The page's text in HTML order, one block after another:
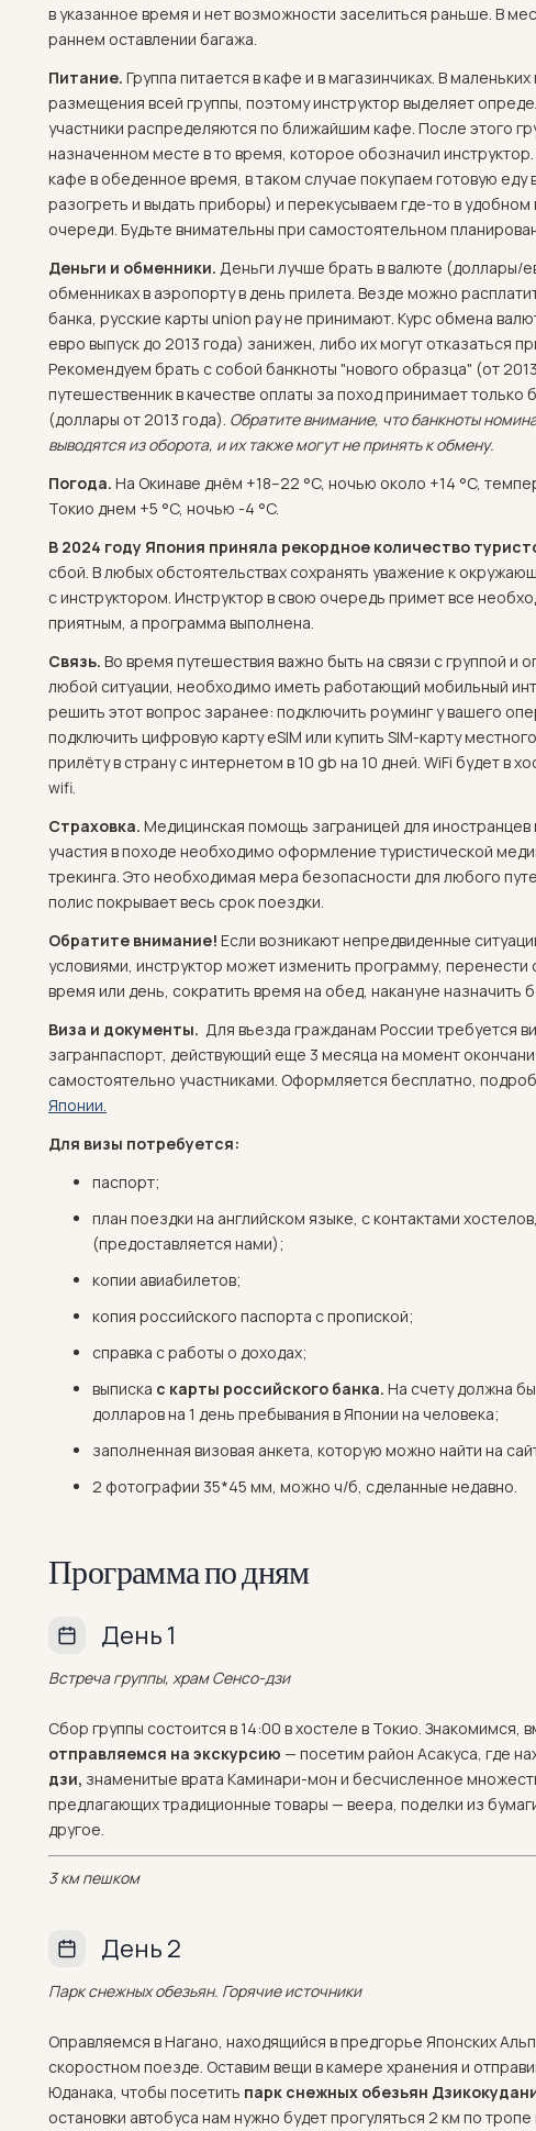
в указанное время и нет возможности заселиться раньше. В
раннем оставлении багажа.
Питание. Группа питается в кафе и в магазинчиках. В
размещения всей группы, поэтому инструктор выделяет
участники распределяются по ближайшим кафе. После этого
назначенном месте в то время, которое обозначил
кафе в обеденное время, в таком случае покупаем готовую еду
разогреть и выдать приборы) и перекусываем где-то в удобном
очереди. Будьте внимательны при самостоятельном
Деньги и обменники. Деньги лучше брать в валюте (доллары/
обменниках в аэропорту в день прилета. Везде можно
банка, русские карты union pay не принимают. Курс обмена
евро выпуск до 2013 года) занижен, либо их могут отказаться
Рекомендуем брать с собой банкноты "нового образца" (от
путешественник в качестве оплаты за поход принимает только
(доллары от 2013 года). Обратите внимание, что банкноты
выводятся из оборота, и их также могут не принять к обмену.
Погода. На Окинаве днём +18–22 °C, ночью около +14 °C,
Токио днем +5 °C, ночью -4 °C.
В 2024 году Япония приняла рекордное количество
сбой. В любых обстоятельствах сохранять уважение к
с инструктором. Инструктор в свою очередь примет все
приятным, а программа выполнена.
Связь. Во время путешествия важно быть на связи с группой и
любой ситуации, необходимо иметь работающий мобильный
решить этот вопрос заранее: подключить роуминг у вашего
подключить цифровую карту eSIM или купить SIM-карту
прилёту в страну с интернетом в 10 gb на 10 дней. WiFi будет в
wifi.
Страховка. Медицинская помощь заграницей для иностранцев
участия в походе необходимо оформление туристической
трекинга. Это необходимая мера безопасности для любого
полис покрывает весь срок поездки.
Обратите внимание! Если возникают непредвиденные
условиями, инструктор может изменить программу,
время или день, сократить время на обед, накануне назначить
Виза и документы. Для въезда гражданам России требуется
загранпаспорт, действующий еще 3 месяца на момент
самостоятельно участниками. Оформляется бесплатно,
Японии.
Для визы потребуется:
паспорт;
план поездки на английском языке, с контактами
(предоставляется нами);
копии авиабилетов;
копия российского паспорта с пропиской;
справка с работы о доходах;
выписка с карты российского банка. На счету должна
долларов на 1 день пребывания в Японии на человека;
заполненная визовая анкета, которую можно найти на
2 фотографии 35*45 мм, можно ч/б, сделанные недавно.
Программа по дням
День 1
Встреча группы, храм Сенсо-дзи
Сбор группы состоится в 14:00 в хостеле в Токио. Знакомимся,
отправляемся на экскурсию — посетим район Асакуса, где
дзи, знаменитые врата Каминари-мон и бесчисленное
предлагающих традиционные товары — веера, поделки из
другое.
3 км пешком
День 2
Парк снежных обезьян. Горячие источники
Оправляемся в Нагано, находящийся в предгорье Японских
скоростном поезде. Оставим вещи в камере хранения и
Юданака, чтобы посетить парк снежных обезьян
остановки автобуса нам нужно будет прогуляться 2 км по